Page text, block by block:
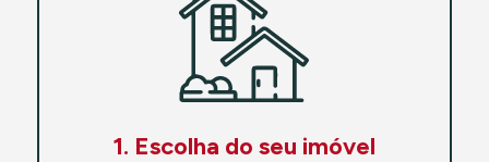
1. Escolha do seu imóvel